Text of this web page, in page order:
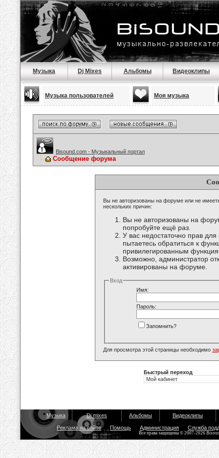
Музыка Dj Mixes Альбомы Видеоклипы
Музыка пользователей Моя музыка
Bisound.com - Музыкальный портал
Сообщение форума
Вы не авторизованы на форуме или не
нескольких причин:
Вы не авторизованы на
попробуйте ещё раз.
У вас недостаточно прав
пытаетесь обратиться к
привилегированным
Возможно, администратор
активированы на форуме.
Вход
Имя:
Пароль:
Запомнить?
Для просмотра этой страницы необходимо
Быстрый переход
Музыка Dj mixes Альбомы Видеоклипы
Реклама на сайте Помощь Администрация Служба
Все права защищены © 2007-2026